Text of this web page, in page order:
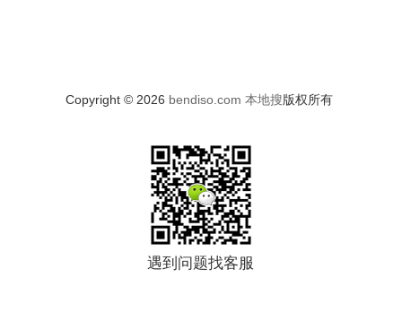
Copyright © 2026 bendiso.com 本地搜版权所有
遇到问题找客服